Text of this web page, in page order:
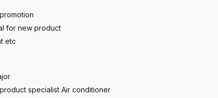
for new product
etc
specialist Air conditioner